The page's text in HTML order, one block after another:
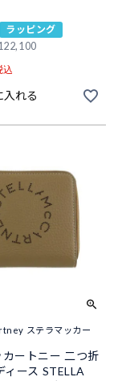
ラッピング
込
入れる
ステラマッカー
カートニー 二つ折
ィース STELLA